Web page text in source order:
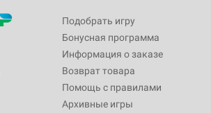
Подобрать игру
Бонусная программа
Информация о заказе
Возврат товара
Помощь с правилами
Архивные игры